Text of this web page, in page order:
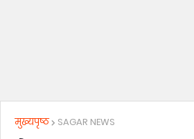
मुख्यपृष्ठ SAGAR NEWS